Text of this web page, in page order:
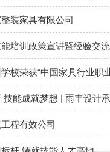
装家具有限公司
培训政策宣讲暨经验交
校荣获“中国家具行业职
技能成就梦想 | 雨丰设计
程有效公司